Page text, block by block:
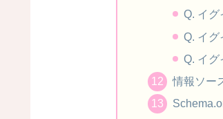
Q. イグ
Q. イグ
Q. イグ
情報ソー